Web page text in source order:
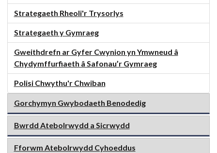
Strategaeth Rheoli'r Trysorlys
Strategaeth y Gymraeg
Gweithdrefn ar Gyfer Cwynion yn Ymwneud â
Chydymffurfiaeth â Safonau’r Gymraeg
Polisi Chwythu'r Chwiban
Gorchymyn Gwybodaeth Benodedig
Bwrdd Atebolrwydd a Sicrwydd
Fforwm Atebolrwydd Cyhoeddus